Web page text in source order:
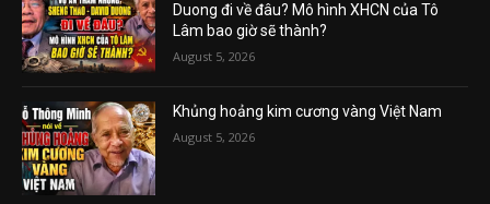
Duong đi về đâu? Mô hình XHCN của Tô
Lâm bao giờ sẽ thành?
August 5, 2026
Khủng hoảng kim cương vàng Việt Nam
August 5, 2026